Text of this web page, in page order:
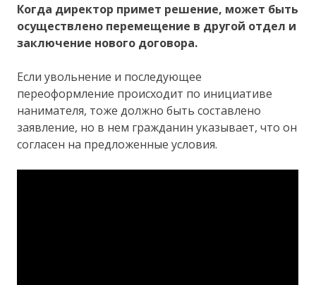
Когда директор примет решение, может быть
осуществлено перемещение в другой отдел и
заключение нового договора.
Если увольнение и последующее
переоформление происходит по инициативе
нанимателя, тоже должно быть составлено
заявление, но в нем гражданин указывает, что он
согласен на предложенные условия.